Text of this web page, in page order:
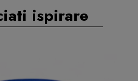
ispirare